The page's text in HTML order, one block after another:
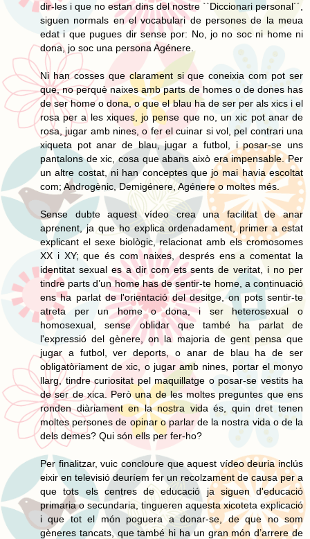
dir-les i que no estan dins del nostre ``Diccionari personal´´,
siguen normals en el vocabulari de persones de la meua
edat i que pugues dir sense por: No, jo no soc ni home ni
dona, jo soc una persona Agénere.
Ni han cosses que clarament si que coneixia com pot ser
que, no perquè naixes amb parts de homes o de dones has
de ser home o dona, o que el blau ha de ser per als xics i el
rosa per a les xiques, jo pense que no, un xic pot anar de
rosa, jugar amb nines, o fer el cuinar si vol, pel contrari una
xiqueta pot anar de blau, jugar a futbol, i posar-se uns
pantalons de xic, cosa que abans això era impensable. Per
un altre costat, ni han conceptes que jo mai havia escoltat
com; Androgènic, Demigénere, Agénere o moltes més.
Sense dubte aquest vídeo crea una facilitat de anar
aprenent, ja que ho explica ordenadament, primer a estat
explicant el sexe biològic, relacionat amb els cromosomes
XX i XY; que és com naixes, després ens a comentat la
identitat sexual es a dir com ets sents de veritat, i no per
tindre parts d’un home has de sentir-te home, a continuació
ens ha parlat de l'orientació del desitge, on pots sentir-te
atreta per un home o dona, i ser heterosexual o
homosexual, sense oblidar que també ha parlat de
l'expressió del gènere, on la majoria de gent pensa que
jugar a futbol, ver deports, o anar de blau ha de ser
obligatòriament de xic, o jugar amb nines, portar el monyo
llarg, tindre curiositat pel maquillatge o posar-se vestits ha
de ser de xica. Però una de les moltes preguntes que ens
ronden diàriament en la nostra vida és, quin dret tenen
moltes persones de opinar o parlar de la nostra vida o de la
dels demes? Qui són ells per fer-ho?
Per finalitzar, vuic concloure que aquest vídeo deuria inclús
eixir en televisió deuríem fer un recolzament de causa per a
que tots els centres de educació ja siguen d'educació
primaria o secundaria, tingueren aquesta xicoteta explicació
i que tot el món poguera a donar-se, de que no som
gèneres tancats, que també hi ha un gran món d’arrere de